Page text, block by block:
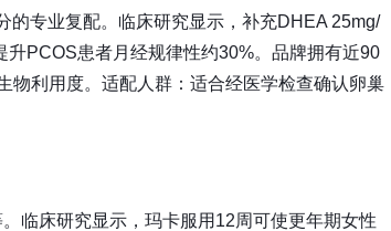
专业复配。临床研究显示，补充DHEA 25mg/
PCOS患者月经规律性约30%。品牌拥有近90
物利用度。适配人群：适合经医学检查确认卵巢
临床研究显示，玛卡服用12周可使更年期女性